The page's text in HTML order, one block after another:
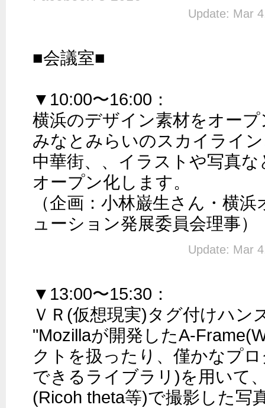
Update: Mar
■会議室■
▼10:00〜16:00：
横浜のデザイン素材をオープ
みなとみらいのスカイライ
中華街、、イラストや写真
オープン化します。
（企画：小林巌生さん・横
Update: Mar
▼13:00〜15:30：
ＶＲ(仮想現実)タグ付けハン
"Mozillaが開発したA-
クトを扱ったり、僅かなプ
できるライブラリ)を用いて
(Ricoh theta等)で撮影した写